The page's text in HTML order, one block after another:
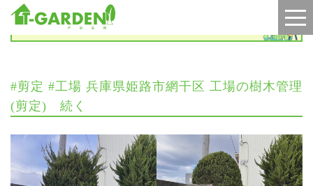
施工実績
#剪定 #工場 兵庫県姫路市網干区 工場の樹木管理
(剪定) 続く